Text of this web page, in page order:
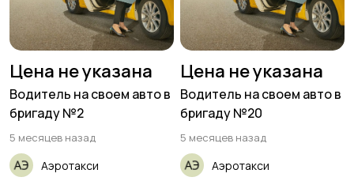
Цена не указана
Водитель на своем авто в
бригаду №2
5 месяцев назад
Аэротакси
Цена не указана
Водитель на своем авто в
бригаду №20
5 месяцев назад
Аэротакси